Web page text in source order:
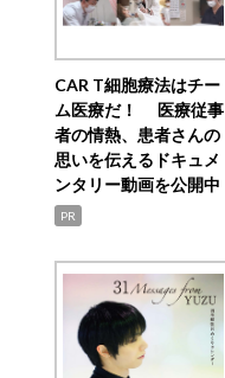
CAR T細胞療法はチー
ム医療だ！ 医療従事
者の情熱、患者さんの
思いを伝えるドキュメ
ンタリー動画を公開中
PR